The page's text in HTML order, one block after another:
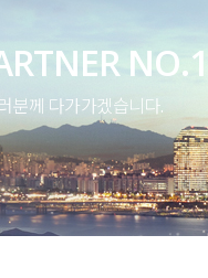
NO.1
분께 다가가겠습니다.